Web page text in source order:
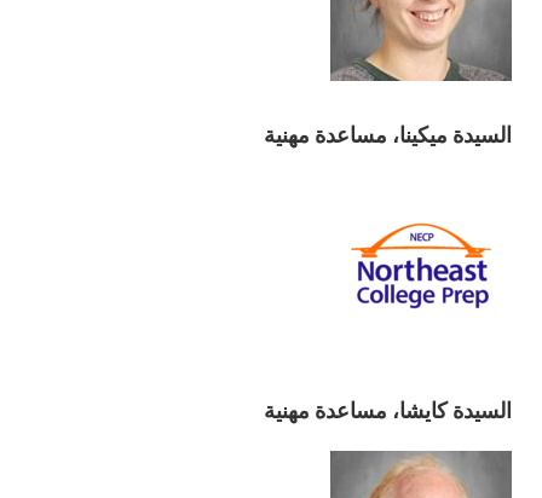
السيدة ميكينا، مساعدة مهنية
السيدة كايشا، مساعدة مهنية